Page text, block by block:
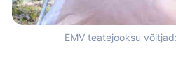
EMV teatejooksu